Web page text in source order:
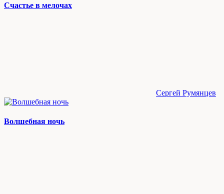
Счастье в мелочах
Сергей Румянцев
Волшебная ночь